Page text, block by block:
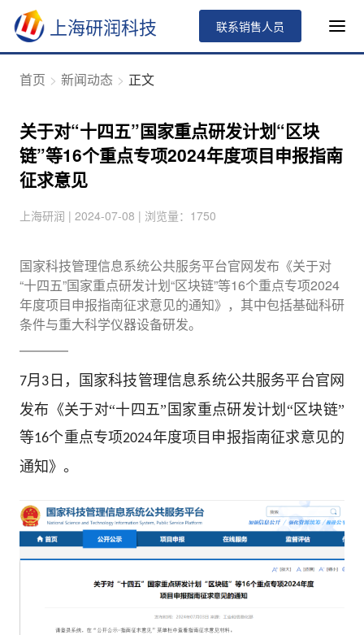
上海研润科技 联系销售人员
首页 新闻动态 正文
关于对“十四五”国家重点研发计划“区块
链”等16个重点专项2024年度项目申报指南
征求意见
上海研润 | 2024-07-08 | 浏览量：1750
国家科技管理信息系统公共服务平台官网发布《关于对
“十四五”国家重点研发计划“区块链”等16个重点专项2024
年度项目申报指南征求意见的通知》，其中包括基础科研
条件与重大科学仪器设备研发。
7月 3 日，国家科技管理信息系统公共服务平台官网
发布《关于对“十四五”国家重点研发计划“区块链”
等16个重点专项2024年度项目申报指南征求意见的
通知 》。